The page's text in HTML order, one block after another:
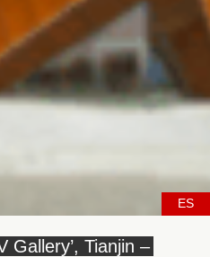
ES
Gallery’, Tianjin –